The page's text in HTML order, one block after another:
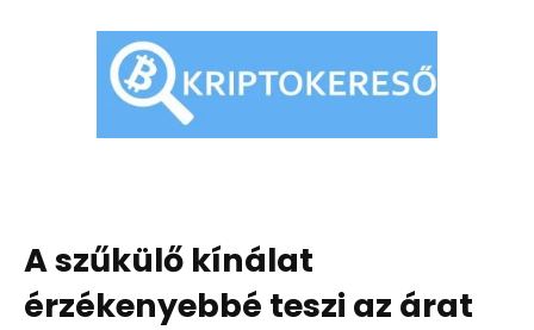
A szűkülő kínálat
érzékenyebbé teszi az árat